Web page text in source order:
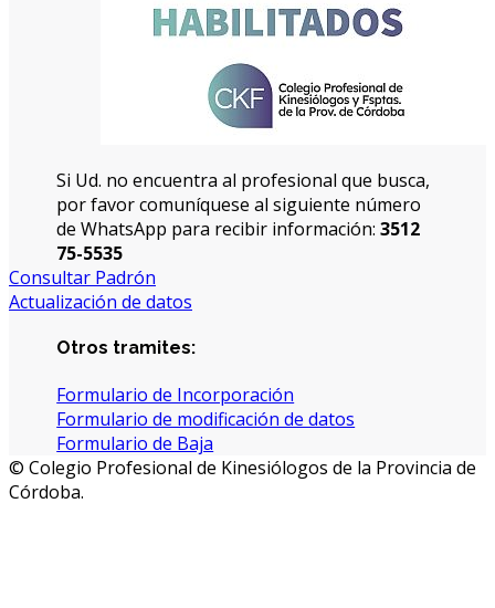
Si Ud. no encuentra al profesional que busca,
por favor comuníquese al siguiente número
de WhatsApp para recibir información:3512
75-5535
Consultar Padrón
Actualización de datos
Otros tramites:
Formulario de Incorporación
Formulario de modificación de datos
Formulario de Baja
© Colegio Profesional de Kinesiólogos de la Provincia de
Córdoba.